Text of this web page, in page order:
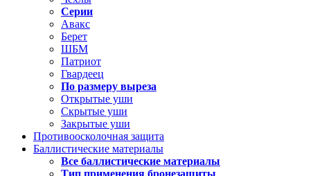
Серии
Авакс
Берет
ШБМ
Патриот
Гвардеец
По размеру выреза
Открытые уши
Скрытые уши
Закрытые уши
Противоосколочная защита
Баллистические материалы
Все баллистические материалы
Тип применения бронезащиты